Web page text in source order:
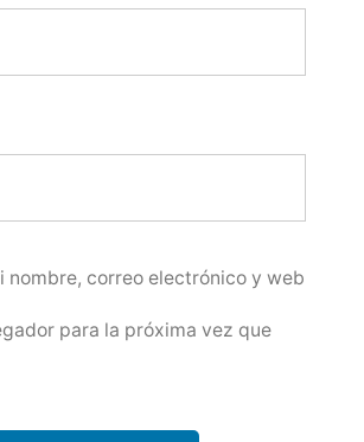
nombre, correo electrónico y web
para la próxima vez que